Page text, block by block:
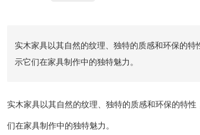
实木家具以其自然的纹理、独特的质感和环保的
示它们在家具制作中的独特魅力。
实木家具以其自然的纹理、独特的质感和环保的特
们在家具制作中的独特魅力。